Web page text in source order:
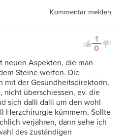
Kommentar melden
1
0
neuen Aspekten, die man
Steine werfen. Die
mit der Gesundheitsdirektorin,
nicht überschiessen, ev. die
sich dalli dalli um den wohl
Herzchirurgie kümmern. Sollte
verjähren, dann sehe ich
des zuständigen